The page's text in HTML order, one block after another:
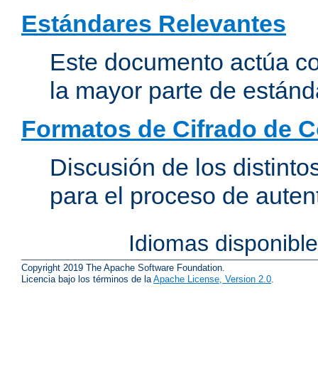
Estándares Relevantes
Este documento actúa
la mayor parte de
Formatos de Cifrado de
Discusión de los
para el proceso de
Idiomas
Copyright 2019 The Apache Software Foundation.
Licencia bajo los términos de la Apache License, Version 2.0